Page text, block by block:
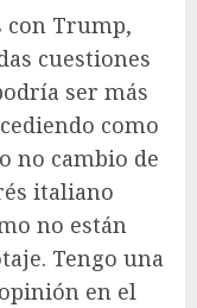
con Trump,
cuestiones
ser más
como
no cambio de
italiano
no están
Tengo una
en el